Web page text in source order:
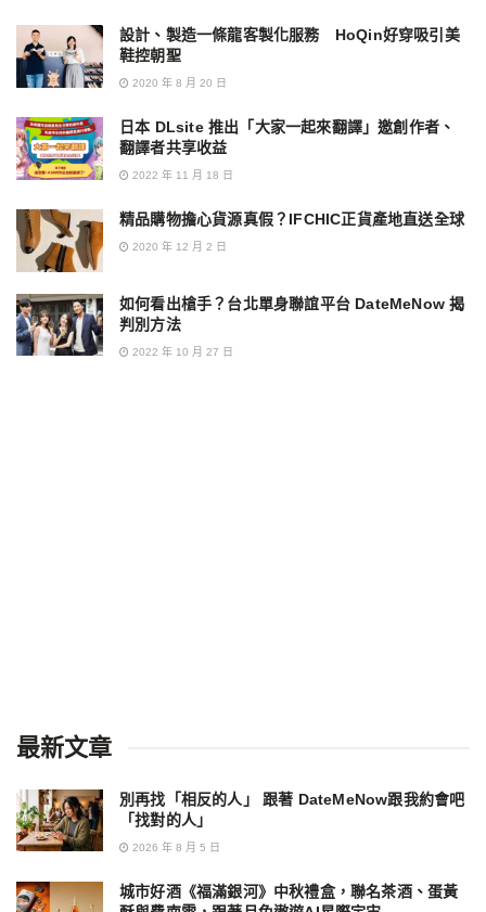
設計、製造一條龍客製化服務 HoQin好穿吸引美
鞋控朝聖
2020 年 8 月 20 日
日本 DLsite 推出「大家一起來翻譯」邀創作者、
翻譯者共享收益
2022 年 11 月 18 日
精品購物擔心貨源真假？IFCHIC正貨產地直送全球
2020 年 12 月 2 日
如何看出槍手？台北單身聯誼平台 DateMeNow 揭
判別方法
2022 年 10 月 27 日
最新文章
別再找「相反的人」 跟著 DateMeNow跟我約會吧
「找對的人」
2026 年 8 月 5 日
城市好酒《福滿銀河》中秋禮盒，聯名茶酒、蛋黃